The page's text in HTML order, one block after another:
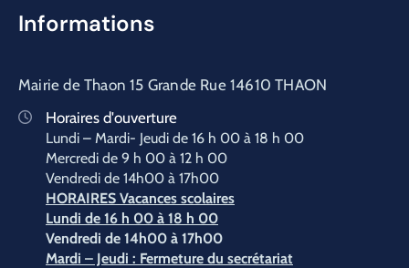
Informations
Mairie de Thaon 15 Grande Rue 14610 THAON
Horaires d'ouverture
Lundi – Mardi- Jeudi de 16 h 00 à 18 h 00
Mercredi de 9 h 00 à 12 h 00
Vendredi de 14h00 à 17h00
HORAIRES Vacances scolaires
Lundi de 16 h 00 à 18 h 00
Vendredi de 14h00 à 17h00
Mardi – Jeudi : Fermeture du secrétariat